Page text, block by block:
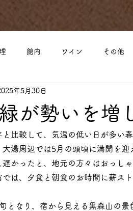
館内 ワイン その他
が勢いを増
年5月30日
比較して、気温の低い日が多い
大湯周辺では5月の頭頃に満開を
遅かったと、地元の方々はおっし
では、夕食と朝食のお時間に薪ス
となり、宿から見える黒森山の景